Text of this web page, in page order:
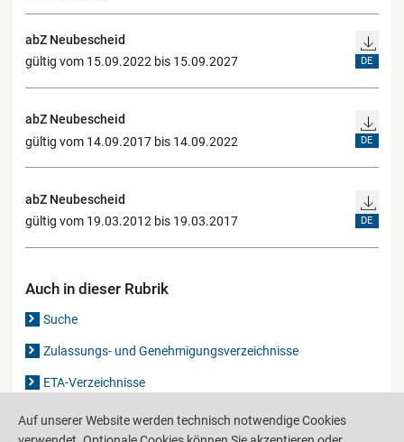
abZ Neubescheid
gültig vom 15.09.2022 bis 15.09.2027
DE
abZ Neubescheid
gültig vom 14.09.2017 bis 14.09.2022
DE
abZ Neubescheid
gültig vom 19.03.2012 bis 19.03.2017
DE
Auch in dieser Rubrik
Suche
Zulassungs- und Genehmigungsverzeichnisse
ETA-Verzeichnisse
Gutachten-Verzeichnis
Auf unserer Website werden technisch notwendige Cookies